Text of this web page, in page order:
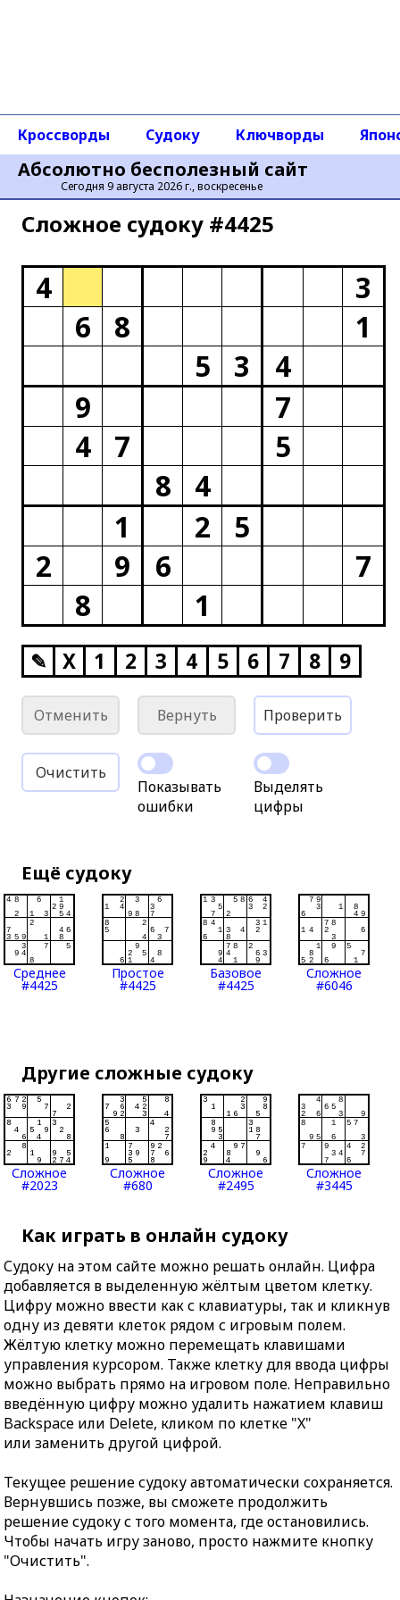
Абсолютно бесполезный сайт
Сегодня 9 августа 2026 г., воскресенье
Кроссворды Судоку Ключворды
Сложное cудоку #4425
4
3
6
8
1
5
3
4
9
7
4
7
5
8
4
1
2
5
2
9 6
7
8
1
✎ X 1 2 3 4 5 6 7 8 9
Отменить Вернуть Проверить
Очистить
Показывать
ошибки
Выделять
цифры
Ещё судоку
Среднее
#4425
Простое
#4425
Базовое
#4425
Сложное
#6046
Другие сложные судоку
Сложное
#2023
Сложное
#680
Сложное
#2495
Сложное
#3445
Как играть в онлайн судоку
Судоку на этом сайте можно решать онлайн. Цифра
добавляется в выделенную жёлтым цветом клетку.
Цифру можно ввести как с клавиатуры, так и кликнув
одну из девяти клеток рядом с игровым полем.
Жёлтую клетку можно перемещать клавишами
управления курсором. Также клетку для ввода цифры
можно выбрать прямо на игровом поле. Неправильно
введённую цифру можно удалить нажатием клавиш
Backspace или Delete, кликом по клетке "X"
или заменить другой цифрой.
Текущее решение судоку автоматически сохраняется.
Вернувшись позже, вы сможете продолжить
решение судоку с того момента, где остановились.
Чтобы начать игру заново, просто нажмите кнопку
"Очистить".